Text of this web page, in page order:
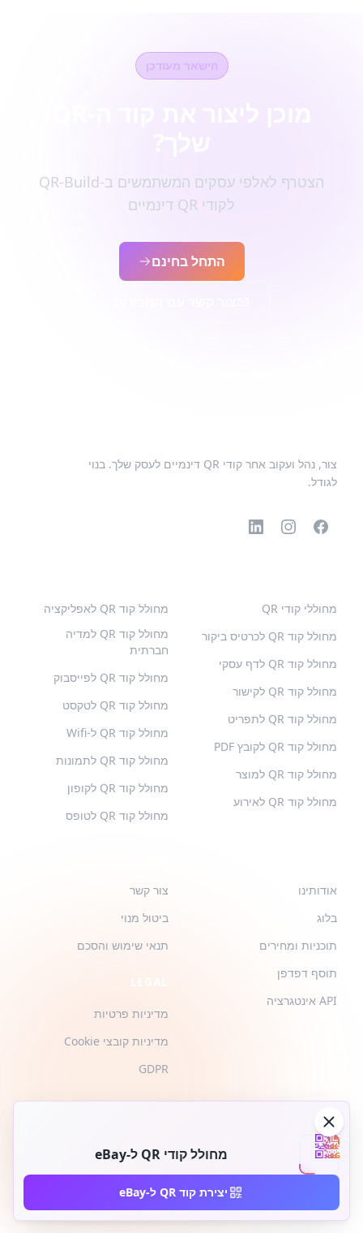
מחולל קודי QR ל-eBay
יצירת קוד QR ל-eBay
הישאר מעודכן
הצטרף לאלפי עסקים המשתמשים ב-QR-Build
לקודי QR דינמיים
התחל בחינם
צור, נהל ועקוב אחר קודי QR דינמיים לעסק שלך. בנוי
לגודל.
מחוללי קודי QR
מחולל קוד QR לכרטיס ביקור
מחולל קוד QR לדף עסקי
מחולל קוד QR לקישור
מחולל קוד QR לתפריט
מחולל קוד QR לקובץ PDF
מחולל קוד QR למוצר
מחולל קוד QR לאירוע
מחולל קוד QR לאפליקציה
מחולל קוד QR למדיה
חברתית
מחולל קוד QR לפייסבוק
מחולל קוד QR לטקסט
מחולל קוד QR ל-Wifi
מחולל קוד QR לתמונות
מחולל קוד QR לקופון
מחולל קוד QR לטופס
אודותינו
בלוג
תוכניות ומחירים
תוסף דפדפן
API אינטגרציה
צור קשר
ביטול מנוי
תנאי שימוש והסכם
מדיניות פרטיות
מדיניות קובצי Cookie
GDPR